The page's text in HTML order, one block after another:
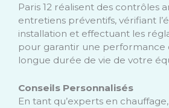
Paris 12 réalisent des contrôles
entretiens préventifs, vérifiant
installation et effectuant les
pour garantir une performance
longue durée de vie de votre
Conseils Personnalisés
En tant qu’experts en